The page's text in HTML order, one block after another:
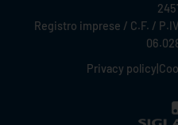
Registro imprese / C.F. /
Privacy policy